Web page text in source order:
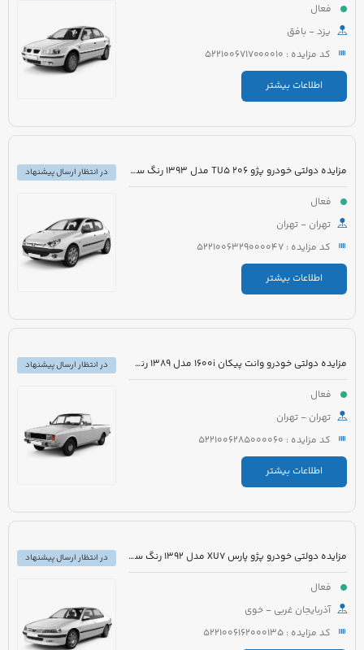
فعال
یزد - بافق
کد مزایده : 5221006717000010
اطلاعات بیشتر
مزایده دولتی خودرو پژو 206 TU5 مدل 1393 رنگ سفید
فعال
تهران - تهران
کد مزایده : 5221006329000047
اطلاعات بیشتر
در انتظار ارسال پیشنهاد
مزایده دولتی خودرو وانت پیکان 1600i مدل 1389 رنگ سفید روغنی
فعال
تهران - تهران
کد مزایده : 5221006285000060
اطلاعات بیشتر
در انتظار ارسال پیشنهاد
مزایده دولتی خودرو پژو پارس XU7 مدل 1392 رنگ سفید
فعال
آذربایجان غربی - خوی
کد مزایده : 5221006162000135
در انتظار ارسال پیشنهاد